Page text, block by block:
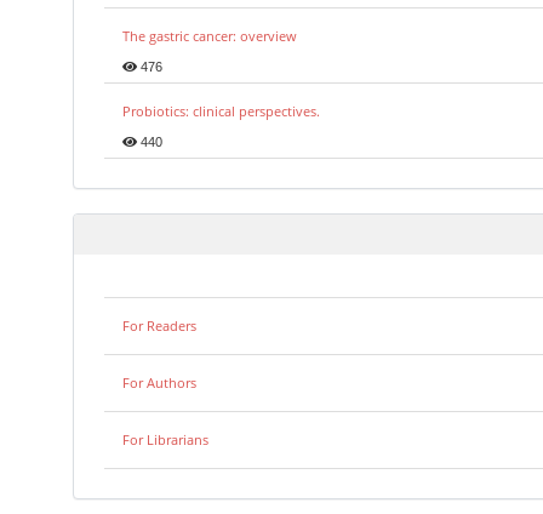
The gastric cancer: overview
476
Probiotics: clinical perspectives.
440
For Readers
For Authors
For Librarians